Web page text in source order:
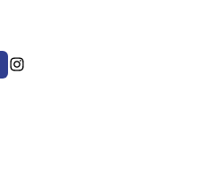
Besuche den HSTV auf Instagram